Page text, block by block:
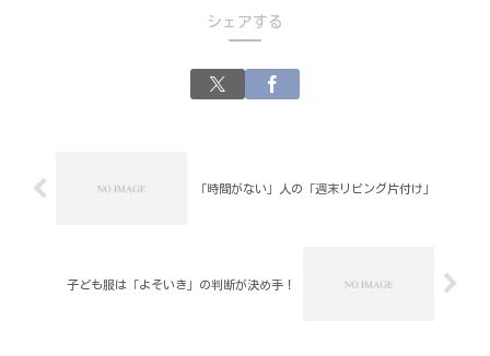
シェアする
「時間がない」人の「週末リビング片付け」
子ども服は「よそいき」の判断が決め手！